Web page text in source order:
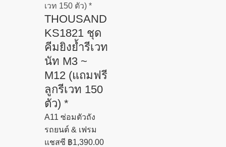
THOUSAND
KS1821 ชุด
คีมยิงย้ำรีเวท
นัท M3 ~
M12 (แถมฟรี
ลูกรีเวท 150
ตัว) *
A11 ซ่อมตัวถัง
รถยนต์ & เฟรม
แชสซี ฿1,390.00